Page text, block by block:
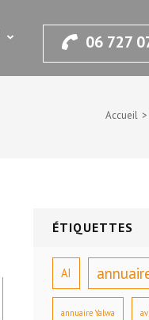
06 727
Accueil >
ÉTIQUETTES
AI
annuaire Yalwa